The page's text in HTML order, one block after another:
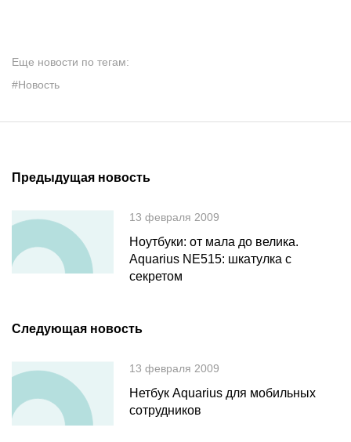
Еще новости по тегам:
#Новость
Предыдущая новость
13 февраля 2009
Ноутбуки: от мала до велика.
Aquarius NE515: шкатулка с
секретом
Следующая новость
13 февраля 2009
Нетбук Aquarius для мобильных
сотрудников